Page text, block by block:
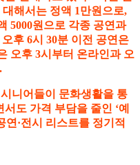
해서는 정액 1만원으로,
5000원으로 각종 공연과
후 6시 30분 이전 공연은
오후 3시부터 온라인과 오
니어들이 문화생활을 통
도 가격 부담을 줄인 ‘예
연·전시 리스트를 정기적